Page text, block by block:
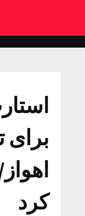
برای
کرد